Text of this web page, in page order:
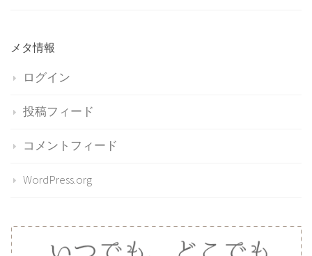
メタ情報
ログイン
投稿フィード
コメントフィード
WordPress.org